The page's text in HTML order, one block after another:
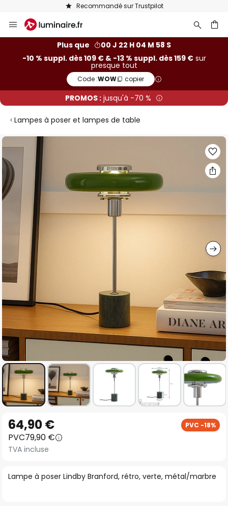
Recommandé sur Trustpilot
Allez
au
Plus que
00 J 22 H 04 M 57 S
-10 % suppl. dès 109 € & -13 % suppl. dès 159 €sur
presque tout
Code :WOW copier
PROMOS : jusqu'à -70 %
Lampes à poser et lampes de table
Skip
to
the
end
of
images
gallery
to
the
beginning
the
Lampe à poser Lindby Branford, rétro, verte, métal/marbre
64,90 € PVC -18%
PVC79,90 €
TVA incluse